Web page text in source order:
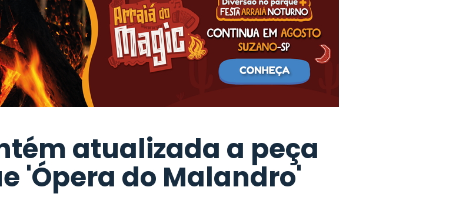
atualizada a peça
'Ópera do Malandro'